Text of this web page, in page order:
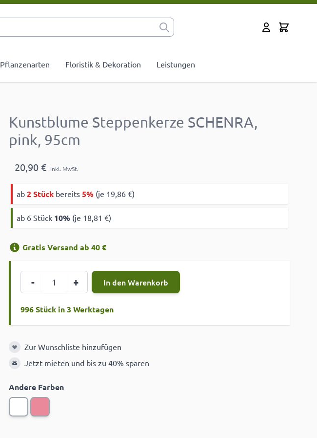
Cart
Pflanzenarten Floristik & Dekoration Leistungen
Kunstblume Steppenkerze SCHENRA,
pink, 95cm
20,90 € inkl. MwSt.
ab 2 Stück bereits 5% (je 19,86 €)
ab 6 Stück 10% (je 18,81 €)
Gratis Versand ab 40 €
- + In den Warenkorb
996 Stück in 3 Werktagen
Zur Wunschliste hinzufügen
Zur Wunschliste hinzufügen
Jetzt mieten und bis zu 40% sparen
Andere Farben